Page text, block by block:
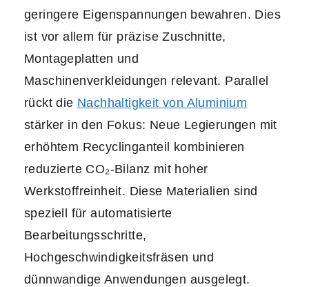
geringere Eigenspannungen bewahren. Dies
ist vor allem für präzise Zuschnitte,
Montageplatten und
Maschinenverkleidungen relevant. Parallel
rückt die Nachhaltigkeit von Aluminium
stärker in den Fokus: Neue Legierungen mit
erhöhtem Recyclinganteil kombinieren
reduzierte CO₂-Bilanz mit hoher
Werkstoffreinheit. Diese Materialien sind
speziell für automatisierte
Bearbeitungsschritte,
Hochgeschwindigkeitsfräsen und
dünnwandige Anwendungen ausgelegt.